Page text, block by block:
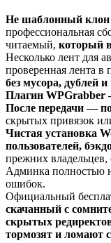
Не шаблонный клон
профессиональная
читаемый, который
Несколько лент для
проверенная лента в
без мусора, дублей
Плагин WPGrabber
После передачи —
скрытых привязок
Чистая установка
пользователей,
прежних владельцев,
Админка полностью
ошибок.
Официальный
скачанный с
скрытых
тормозят и ломают